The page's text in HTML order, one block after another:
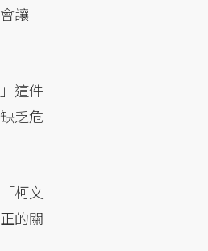
讓
這件
乏危
柯文
的關